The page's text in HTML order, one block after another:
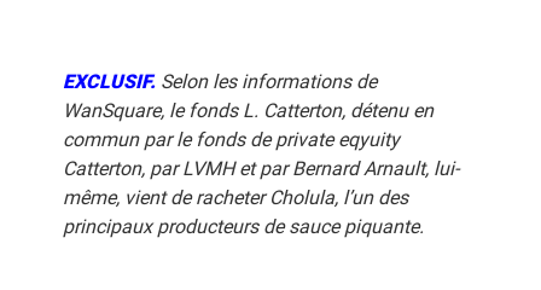
EXCLUSIF. Selon les informations de
WanSquare, le fonds L. Catterton, détenu en
commun par le fonds de private eqyuity
Catterton, par LVMH et par Bernard Arnault, lui-
même, vient de racheter Cholula, l’un des
principaux producteurs de sauce piquante.